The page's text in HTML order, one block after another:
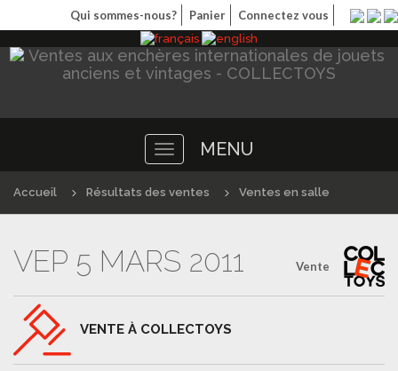
Qui sommes-nous? Panier Connectez vous
Toggle
navigation
MENU
Accueil Résultats des ventes Ventes en salle
Vente
VEP 5 MARS 2011
VENTE À COLLECTOYS